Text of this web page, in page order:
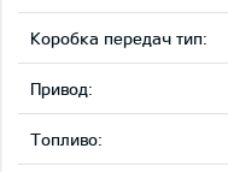
Коробка передач тип:
Привод:
Tопливо: